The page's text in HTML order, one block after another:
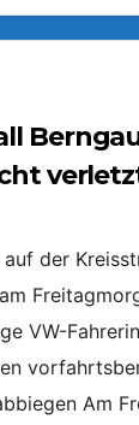
auf der
VW-
Am